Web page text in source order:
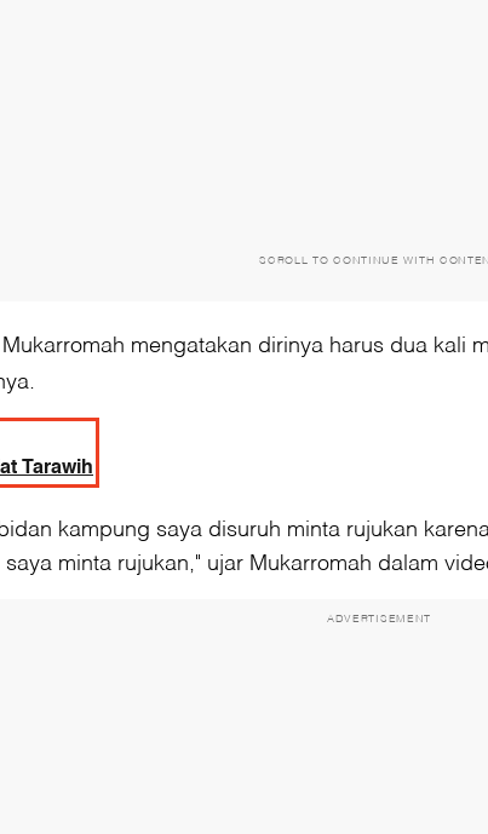
SCROLL TO CONTINUE WITH
mengatakan dirinya harus dua kali
Tarawih
kampung saya disuruh minta rujukan
minta rujukan," ujar Mukarromah dalam
ADVERTISEMENT